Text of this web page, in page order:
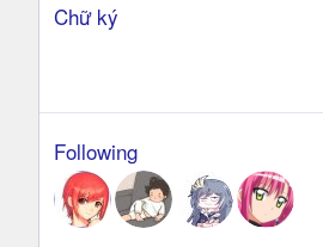
Chữ ký
Following